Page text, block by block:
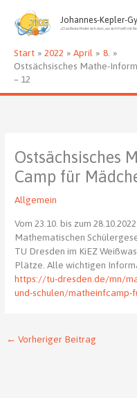
Inhalt
springen
Johannes-Kepler-
»Das Beste findet sich dort, wo sich Fleiß mit
Start 2022 April
8.
Ostsächsisches Mathe-
– 12
Ostsächsisches
Camp für
Allgemein
Vom 23.10. bis zum
Mathematischen
TU Dresden im KiEZ
Plätze. Alle wichtigen
https://tu-dresden.de/mn/
und-schulen/matheinfcamp-
← Vorheriger Beitrag